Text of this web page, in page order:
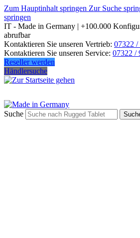
Zum Hauptinhalt springen Zur Suche
springen
IT - Made in Germany | +100.000
abrufbar
Kontaktieren Sie unseren Vertrieb: 07322 /
Kontaktieren Sie unseren Service: 07322 /
Reseller werden
Händlersuche
Suche